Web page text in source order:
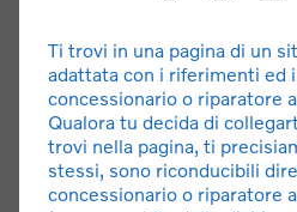
Ti trovi in una pagina di un
adattata con i riferimenti ed
concessionario o riparatore
Qualora tu decida di
trovi nella pagina, ti
stessi, sono riconducibili
concessionario o riparatore